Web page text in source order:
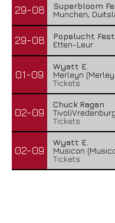
29-08
Superbloom
Munchen,
29-08
Popelucht
Etten-Leur
01-09
Wyatt E.
Merleyn
Tickets
02-09
Chuck Ragan
Tickets
02-09
Wyatt E.
Musicon
Tickets